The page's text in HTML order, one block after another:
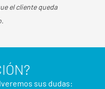
el cliente queda
sus dudas: